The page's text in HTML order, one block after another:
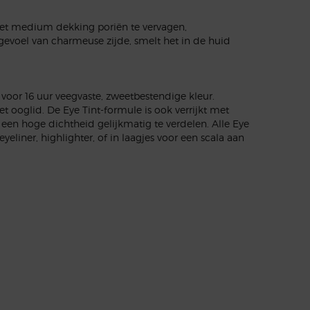
medium dekking poriën te vervagen,
van charmeuse zijde, smelt het in de huid
16 uur veegvaste, zweetbestendige kleur.
ooglid. De Eye Tint-formule is ook verrijkt met
hoge dichtheid gelijkmatig te verdelen. Alle Eye
highlighter, of in laagjes voor een scala aan